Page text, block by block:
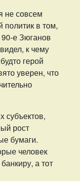
не совсем
политик в том,
е Зюганов
к чему
герой
уверен, что
субъектов,
рост
бумаги.
человек
а тот